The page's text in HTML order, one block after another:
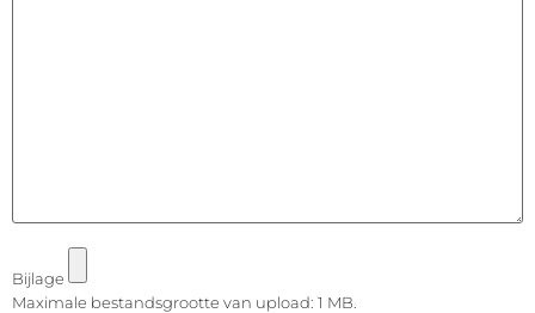
Bijlage
Maximale bestandsgrootte van upload: 1 MB.